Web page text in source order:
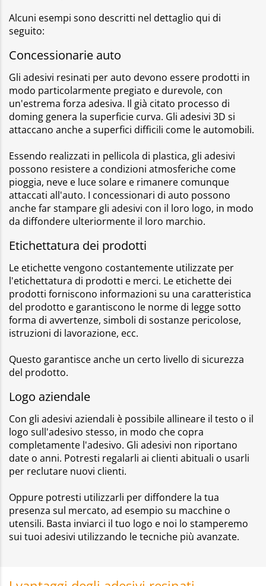
Alcuni esempi sono descritti nel dettaglio qui di
seguito:
Concessionarie auto
Gli adesivi resinati per auto devono essere prodotti in
modo particolarmente pregiato e durevole, con
un'estrema forza adesiva. Il già citato processo di
doming genera la superficie curva. Gli adesivi 3D si
attaccano anche a superfici difficili come le automobili.
Essendo realizzati in pellicola di plastica, gli adesivi
possono resistere a condizioni atmosferiche come
pioggia, neve e luce solare e rimanere comunque
attaccati all'auto. I concessionari di auto possono
anche far stampare gli adesivi con il loro logo, in modo
da diffondere ulteriormente il loro marchio.
Etichettatura dei prodotti
Le etichette vengono costantemente utilizzate per
l'etichettatura di prodotti e merci. Le etichette dei
prodotti forniscono informazioni su una caratteristica
del prodotto e garantiscono le norme di legge sotto
forma di avvertenze, simboli di sostanze pericolose,
istruzioni di lavorazione, ecc.
Questo garantisce anche un certo livello di sicurezza
del prodotto.
Logo aziendale
Con gli adesivi aziendali è possibile allineare il testo o il
logo sull'adesivo stesso, in modo che copra
completamente l'adesivo. Gli adesivi non riportano
date o anni. Potresti regalarli ai clienti abituali o usarli
per reclutare nuovi clienti.
Oppure potresti utilizzarli per diffondere la tua
presenza sul mercato, ad esempio su macchine o
utensili. Basta inviarci il tuo logo e noi lo stamperemo
sui tuoi adesivi utilizzando le tecniche più avanzate.